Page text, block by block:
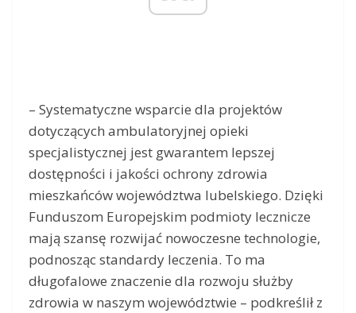
– Systematyczne wsparcie dla projektów
dotyczących ambulatoryjnej opieki
specjalistycznej jest gwarantem lepszej
dostępności i jakości ochrony zdrowia
mieszkańców województwa lubelskiego. Dzięki
Funduszom Europejskim podmioty lecznicze
mają szansę rozwijać nowoczesne technologie,
podnosząc standardy leczenia. To ma
długofalowe znaczenie dla rozwoju służby
zdrowia w naszym województwie – podkreślił z